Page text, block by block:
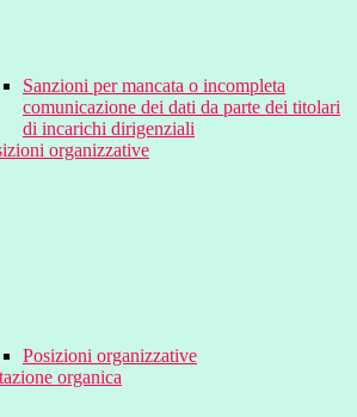
Sanzioni per mancata o incompleta
comunicazione dei dati da parte dei titolari
di incarichi dirigenziali
organizzative
Posizioni organizzative
organica